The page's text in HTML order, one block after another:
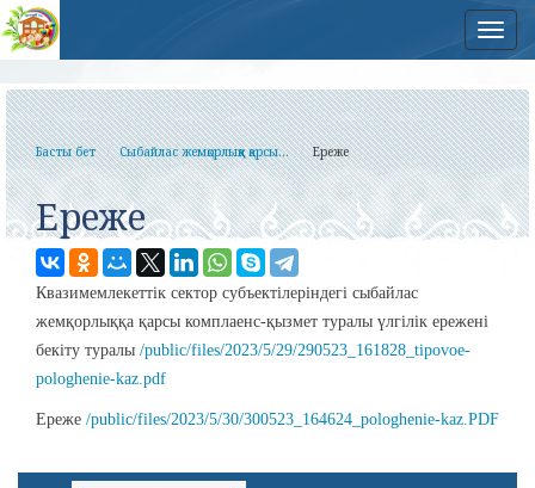
Басты бет Сыбайлас жемқорлыққа қарсы... Ереже
Ереже
Квазимемлекеттік сектор субъектілеріндегі сыбайлас
жемқорлыққа қарсы комплаенс-қызмет туралы үлгілік ережені
бекіту туралы /public/files/2023/5/29/290523_161828_tipovoe-
pologhenie-kaz.pdf
Ереже /public/files/2023/5/30/300523_164624_pologhenie-kaz.PDF